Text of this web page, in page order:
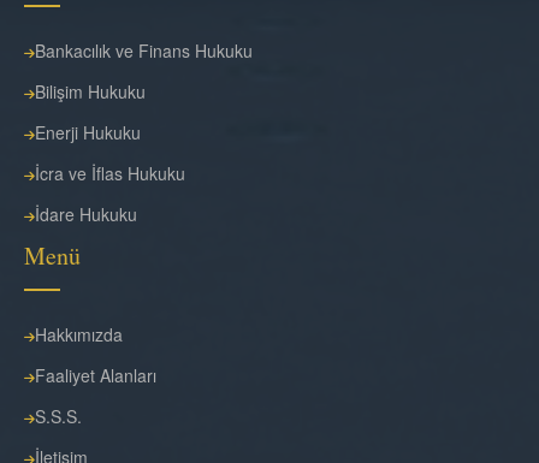
Bankacılık ve Finans Hukuku
Bilişim Hukuku
Enerji Hukuku
İcra ve İflas Hukuku
İdare Hukuku
Menü
Hakkımızda
Faaliyet Alanları
S.S.S.
İletişim